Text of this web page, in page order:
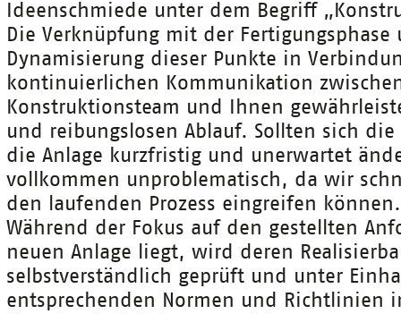
Ideenschmiede unter dem Begriff
Die Verknüpfung mit der Fertigungsphase
Dynamisierung dieser Punkte in
kontinuierlichen Kommunikation
Konstruktionsteam und Ihnen
und reibungslosen Ablauf. Sollten sich
die Anlage kurzfristig und unerwartet
vollkommen unproblematisch, da wir
den laufenden Prozess eingreifen können.
Während der Fokus auf den gestellten
neuen Anlage liegt, wird deren
selbstverständlich geprüft und unter
entsprechenden Normen und Richtlinien